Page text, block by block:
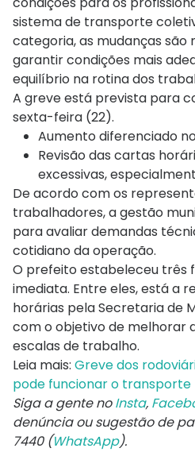
sistema de transporte
categoria, as mudanças são
garantir condições mais
equilíbrio na rotina dos
A greve está prevista para
sexta-feira (22).
Aumento diferenciado
Revisão das cartas
excessivas,
De acordo com os
trabalhadores, a gestão
para avaliar demandas
cotidiano da operação.
O prefeito estabeleceu três
imediata. Entre eles, está a
horárias pela Secretaria de
com o objetivo de melhorar
escalas de trabalho.
Leia mais: Greve dos
pode funcionar o transporte
Siga a gente noInsta,
denúncia ou sugestão de
7440 (WhatsApp).